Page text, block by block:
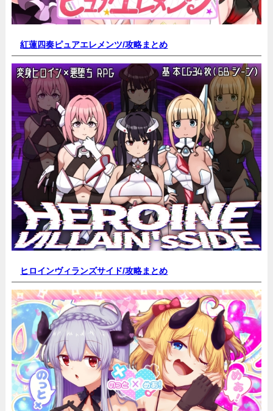
紅蓮四奏ピュアエレメンツ/攻略まとめ
ヒロインヴィランズサイド/攻略まとめ